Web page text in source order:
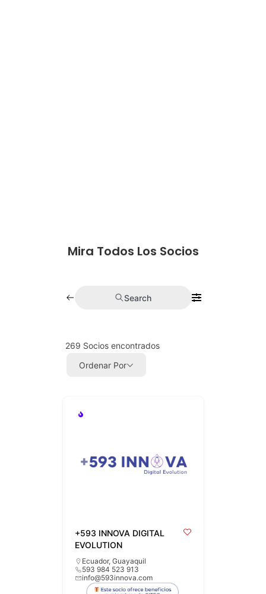
Mira Todos Los Socios
Search
269 Socios encontrados
Ordenar Por
+593 INNOVA DIGITAL
EVOLUTION
Ecuador, Guayaquil
593 984 523 913
info@593innova.com